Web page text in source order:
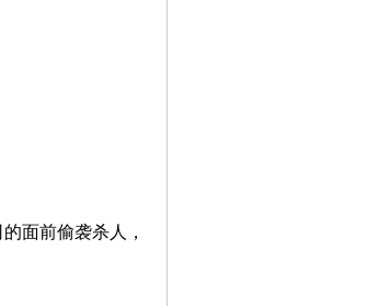
面前偷袭杀人，